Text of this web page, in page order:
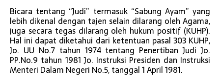
Bicara tentang “Judi” termasuk “Sabung Ayam” yang
lebih dikenal dengan tajen selain dilarang oleh Agama,
juga secara tegas dilarang oleh hukum positif (KUHP).
Hal ini dapat diketahui dari ketentuan pasal 303 KUHP,
Jo. UU No.7 tahun 1974 tentang Penertiban Judi Jo.
PP.No.9 tahun 1981 Jo. Instruksi Presiden dan Instruksi
Menteri Dalam Negeri No.5, tanggal 1 April 1981.